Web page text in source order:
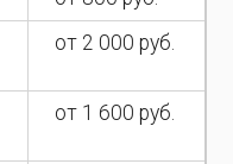
от 2 000 руб.
от 1 600 руб.